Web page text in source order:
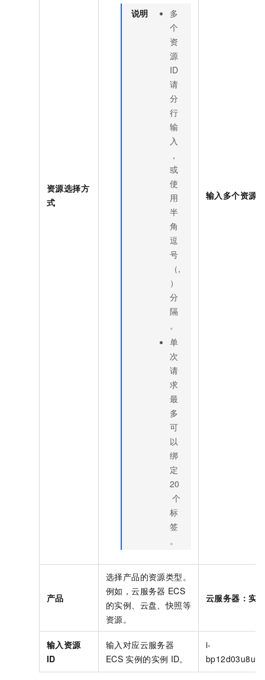
资源选择方
式
说明
多
个
资
源
ID
请
分
行
输
入
，
或
使
用
半
角
逗
号
（,
）
分
隔
。
单
次
请
求
最
多
可
以
绑
定
20
个
标
签
。
输入多个资源
产品
选择产品的资源类型。
例如，云服务器 ECS
的实例、云盘、快照等
资源。
云服务器：实例
输入资源
ID
输入对应云服务器
ECS 实例的实例 ID。
i-